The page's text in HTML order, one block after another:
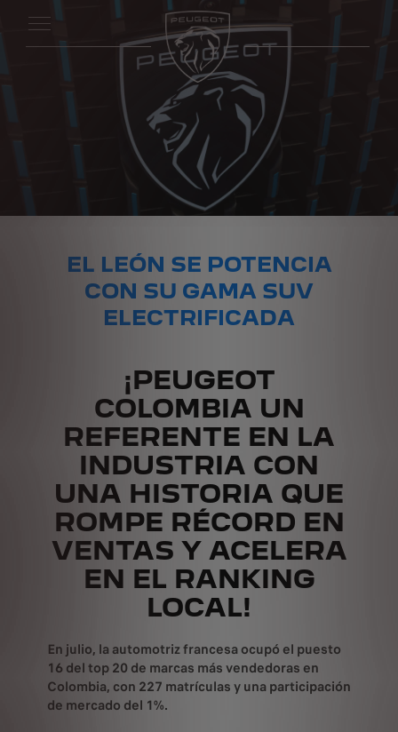
EL LEÓN SE POTENCIA
CON SU GAMA SUV
ELECTRIFICADA
¡PEUGEOT
COLOMBIA UN
REFERENTE EN LA
INDUSTRIA CON
UNA HISTORIA QUE
ROMPE RÉCORD EN
VENTAS Y ACELERA
EN EL RANKING
LOCAL!
En julio, la automotriz francesa ocupó el puesto
16 del top 20 de marcas más vendedoras en
Colombia, con 227 matrículas y una participación
de mercado del 1%.